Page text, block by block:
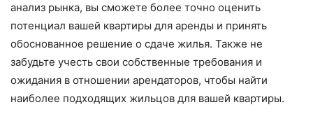
анализ рынка, вы сможете более точно оценить
потенциал вашей квартиры для аренды и принять
обоснованное решение о сдаче жилья. Также не
забудьте учесть свои собственные требования и
ожидания в отношении арендаторов, чтобы найти
наиболее подходящих жильцов для вашей квартиры.